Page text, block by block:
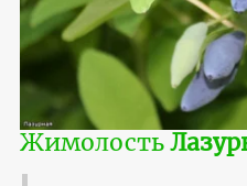
Жимолость